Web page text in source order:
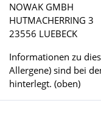
NOWAK GMBH
HUTMACHERRING 3
23556 LUEBECK
Informationen zu
Allergene) sind bei
hinterlegt. (oben)